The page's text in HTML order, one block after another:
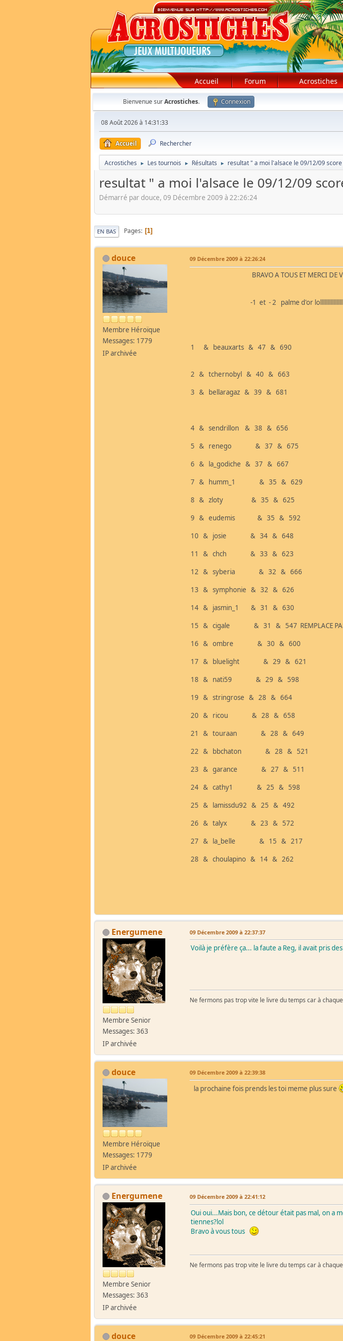
Accueil Forum Acrostiches
Bienvenue surAcrostiches. Connexion
08 Août 2026 à 14:31:33
Accueil Rechercher
Acrostiches ► Les tournois ► Résultats ► resultat " a moi l'alsace le 09/12/09 score
resultat " a moi l'alsace le 09/12/09
Démarré par douce, 09 Décembre 2009 à 22:26:24
EN BAS Pages 1
douce
Membre Héroïque
Messages: 1779
IP archivée
09 Décembre 2009 à 22:26:24
BRAVO A TOUS ET MERCI DE
-1 et - 2 palme d'or lollllllllllllllll
1 & beauxarts & 47 & 690
2 & tchernobyl & 40 & 663
3 & bellaragaz & 39 & 681
4 & sendrillon & 38 & 656
5 & renego & 37 & 675
6 & la_godiche & 37 & 667
7 & humm_1 & 35 & 629
8 & zloty & 35 & 625
9 & eudemis & 35 & 592
10 & josie & 34 & 648
11 & chch & 33 & 623
12 & syberia & 32 & 666
13 & symphonie & 32 & 626
14 & jasmin_1 & 31 & 630
15 & cigale & 31 & 547 REMPLACE
16 & ombre & 30 & 600
17 & bluelight & 29 & 621
18 & nati59 & 29 & 598
19 & stringrose & 28 & 664
20 & ricou & 28 & 658
21 & touraan & 28 & 649
22 & bbchaton & 28 & 521
23 & garance & 27 & 511
24 & cathy1 & 25 & 598
25 & lamissdu92 & 25 & 492
26 & talyx & 23 & 572
27 & la_belle & 15 & 217
28 & choulapino & 14 & 262
Energumene
Membre Senior
Messages: 363
IP archivée
09 Décembre 2009 à 22:37:37
Voilà je préfère ça... la faute a Reg, il avait pris
Ne fermons pas trop vite le livre du temps car à
douce
Membre Héroïque
Messages: 1779
IP archivée
09 Décembre 2009 à 22:39:38
la prochaine fois prends les toi meme plus sure
Energumene
Membre Senior
Messages: 363
IP archivée
09 Décembre 2009 à 22:41:12
Oui oui...Mais bon, ce détour était pas mal, on a
tiennes?lol
Bravo à vous tous
Ne fermons pas trop vite le livre du temps car à
douce 09 Décembre 2009 à 22:45:21